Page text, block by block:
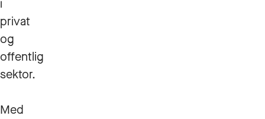
i
privat
og
offentlig
sektor.
Med